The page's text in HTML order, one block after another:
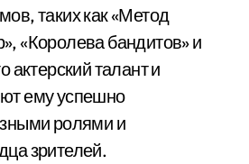
таких как «Метод
«Королева бандитов» и
актерский талант и
ему успешно
ролями и
зрителей.